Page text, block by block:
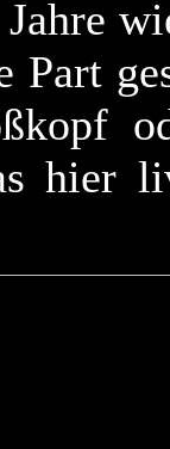
Jahre
Part
hier